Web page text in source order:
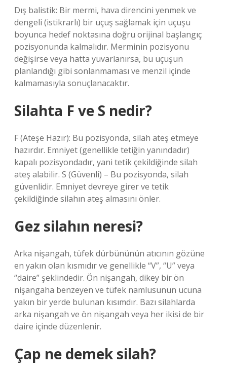
Dış balistik: Bir mermi, hava direncini yenmek ve
dengeli (istikrarlı) bir uçuş sağlamak için uçuşu
boyunca hedef noktasına doğru orijinal başlangıç ​​
pozisyonunda kalmalıdır. Merminin pozisyonu
değişirse veya hatta yuvarlanırsa, bu uçuşun
planlandığı gibi sonlanmaması ve menzil içinde
kalmamasıyla sonuçlanacaktır.
Silahta F ve S nedir?
F (Ateşe Hazır): Bu pozisyonda, silah ateş etmeye
hazırdır. Emniyet (genellikle tetiğin yanındadır)
kapalı pozisyondadır, yani tetik çekildiğinde silah
ateş alabilir. S (Güvenli) – Bu pozisyonda, silah
güvenlidir. Emniyet devreye girer ve tetik
çekildiğinde silahın ateş almasını önler.
Gez silahın neresi?
Arka nişangah, tüfek dürbününün atıcının gözüne
en yakın olan kısmıdır ve genellikle “V”, “U” veya
“daire” şeklindedir. Ön nişangah, dikey bir ön
nişangaha benzeyen ve tüfek namlusunun ucuna
yakın bir yerde bulunan kısımdır. Bazı silahlarda
arka nişangah ve ön nişangah veya her ikisi de bir
daire içinde düzenlenir.
Çap ne demek silah?